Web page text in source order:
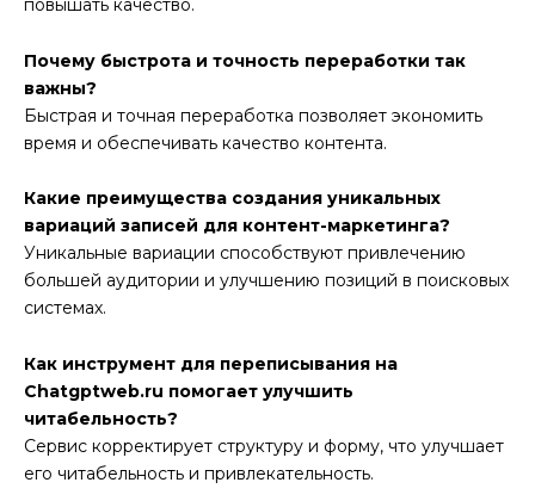
повышать качество.
Почему быстрота и точность переработки так
важны?
Быстрая и точная переработка позволяет экономить
время и обеспечивать качество контента.
Какие преимущества создания уникальных
вариаций записей для контент-маркетинга?
Уникальные вариации способствуют привлечению
большей аудитории и улучшению позиций в поисковых
системах.
Как инструмент для переписывания на
Chatgptweb.ru помогает улучшить
читабельность?
Сервис корректирует структуру и форму, что улучшает
его читабельность и привлекательность.